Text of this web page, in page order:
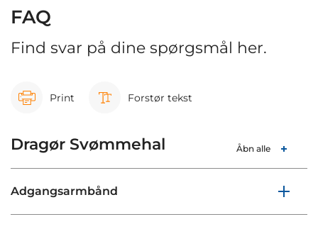
FAQ
Find svar på dine spørgsmål her.
Print Forstør tekst
Dragør Svømmehal Åbn alle
Adgangsarmbånd